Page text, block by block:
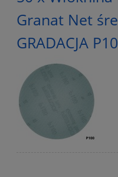
Granat Net
GRADACJA